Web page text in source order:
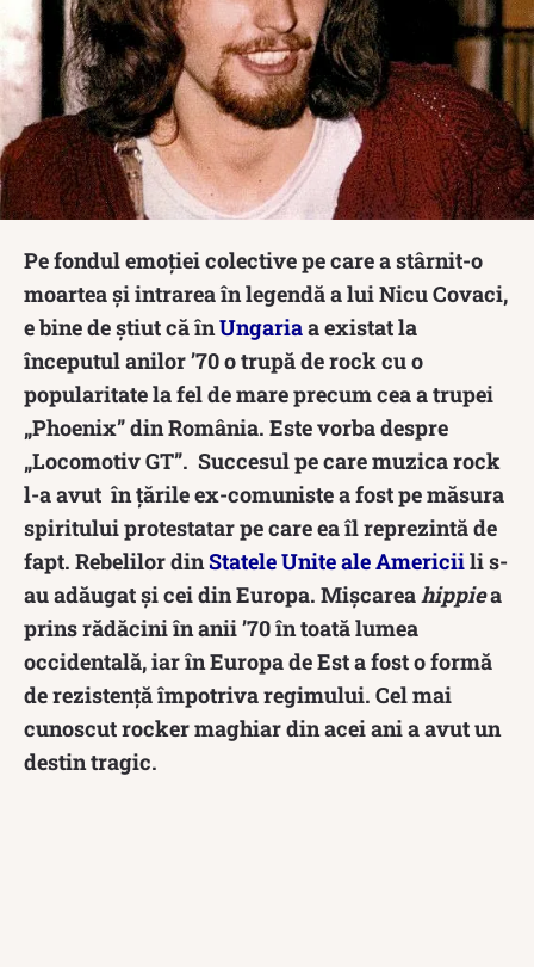
Pe fondul emoției colective pe care a stârnit-o
moartea și intrarea în legendă a lui Nicu Covaci,
e bine de știut că înUngariaa existat la
începutul anilor ’70 o trupă de rock cu o
popularitate la fel de mare precum cea a trupei
„Phoenix” din România. Este vorba despre
„Locomotiv GT”. Succesul pe care muzica rock
l-a avut în țările ex-comuniste a fost pe măsura
spiritului protestatar pe care ea îl reprezintă de
fapt. Rebelilor dinStatele Unite ale Americiili s-
au adăugat și cei din Europa. Mișcareahippiea
prins rădăcini în anii ’70 în toată lumea
occidentală, iar în Europa de Est a fost o formă
de rezistență împotriva regimului. Cel mai
cunoscut rocker maghiar din acei ani a avut un
destin tragic.